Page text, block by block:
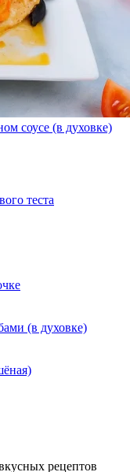
соусе (в духовке)
теста
(в духовке)
рецептов